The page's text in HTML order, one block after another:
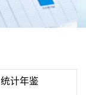
统计年鉴